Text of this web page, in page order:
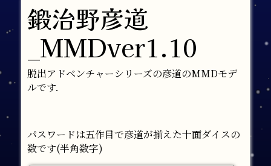
鍛治野彦道
_MMDver1.10
脱出アドベンチャーシリーズの彦道のMMDモデ
ルです．
パスワードは五作目で彦道が揃えた十面ダイスの
数です(半角数字)